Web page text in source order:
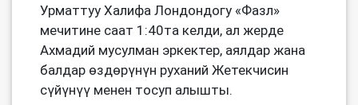
Урматтуу Халифа Лондондогу «Фазл»
мечитине саат 1:40та келди, ал жерде
Ахмадий мусулман эркектер, аялдар жана
балдар өздөрүнүн руханий Жетекчисин
сүйүнүү менен тосуп алышты.